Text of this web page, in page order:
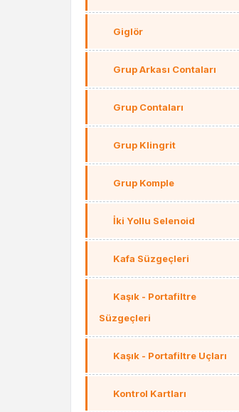
Giglör
Grup Arkası Contaları
Grup Contaları
Grup Klingrit
Grup Komple
İki Yollu Selenoid
Kafa Süzgeçleri
Kaşık - Portafiltre
Süzgeçleri
Kaşık - Portafiltre Uçları
Kontrol Kartları